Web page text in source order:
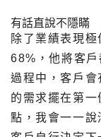
有話直說不隱瞞
除了業績表現
68%，他將客
過程中，客戶會
的需求擺在第
點，我會一一